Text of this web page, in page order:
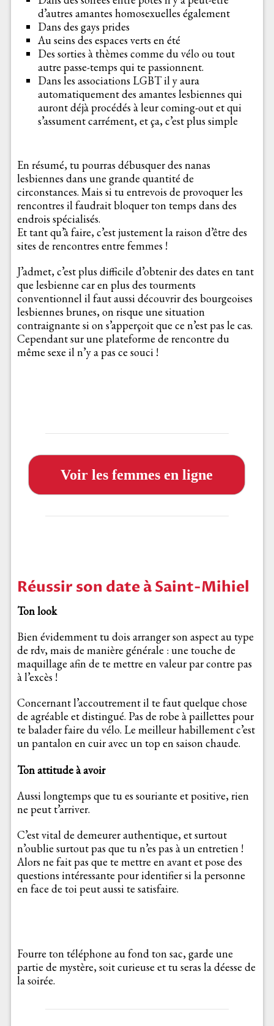
d’autres amantes homosexuelles également
Dans des gays prides
Au seins des espaces verts en été
Des sorties à thèmes comme du vélo ou tout
autre passe-temps qui te passionnent.
Dans les associations LGBT il y aura
automatiquement des amantes lesbiennes qui
auront déjà procédés à leur coming-out et qui
s’assument carrément, et ça, c’est plus simple
En résumé, tu pourras débusquer des nanas
lesbiennes dans une grande quantité de
circonstances. Mais si tu entrevois de provoquer les
rencontres il faudrait bloquer ton temps dans des
endrois spécialisés.
Et tant qu’à faire, c’est justement la raison d’être des
sites de rencontres entre femmes !
J’admet, c’est plus difficile d’obtenir des dates en tant
que lesbienne car en plus des tourments
conventionnel il faut aussi découvrir des bourgeoises
lesbiennes brunes, on risque une situation
contraignante si on s’apperçoit que ce n’est pas le cas.
Cependant sur une plateforme de rencontre du
même sexe il n’y a pas ce souci !
Voir les femmes en ligne
Réussir son date à Saint-Mihiel
Ton look
Bien évidemment tu dois arranger son aspect au type
de rdv, mais de manière générale : une touche de
maquillage afin de te mettre en valeur par contre pas
à l’excès !
Concernant l’accoutrement il te faut quelque chose
de agréable et distingué. Pas de robe à paillettes pour
te balader faire du vélo. Le meilleur habillement c’est
un pantalon en cuir avec un top en saison chaude.
Ton attitude à avoir
Aussi longtemps que tu es souriante et positive, rien
ne peut t’arriver.
C’est vital de demeurer authentique, et surtout
n’oublie surtout pas que tu n’es pas à un entretien !
Alors ne fait pas que te mettre en avant et pose des
questions intéressante pour identifier si la personne
en face de toi peut aussi te satisfaire.
Fourre ton téléphone au fond ton sac, garde une
partie de mystère, soit curieuse et tu seras la déesse de
la soirée.